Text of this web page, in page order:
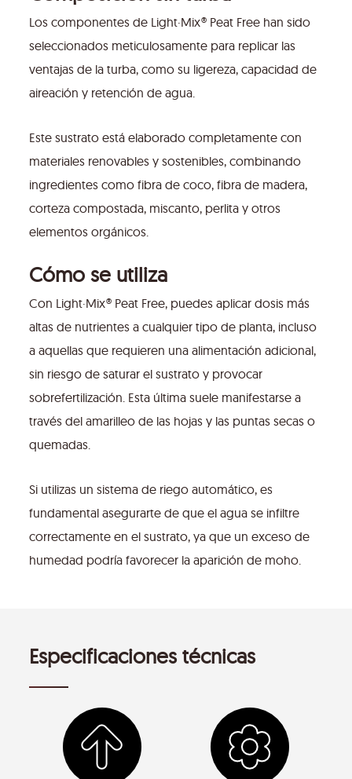
Los componentes de Light·Mix® Peat Free han sido
seleccionados meticulosamente para replicar las
ventajas de la turba, como su ligereza, capacidad de
aireación y retención de agua.
Este sustrato está elaborado completamente con
materiales renovables y sostenibles, combinando
ingredientes como fibra de coco, fibra de madera,
corteza compostada, miscanto, perlita y otros
elementos orgánicos.
Cómo se utiliza
Con Light·Mix® Peat Free, puedes aplicar dosis más
altas de nutrientes a cualquier tipo de planta, incluso
a aquellas que requieren una alimentación adicional,
sin riesgo de saturar el sustrato y provocar
sobrefertilización. Esta última suele manifestarse a
través del amarilleo de las hojas y las puntas secas o
quemadas.
Si utilizas un sistema de riego automático, es
fundamental asegurarte de que el agua se infiltre
correctamente en el sustrato, ya que un exceso de
humedad podría favorecer la aparición de moho.
Especificaciones técnicas